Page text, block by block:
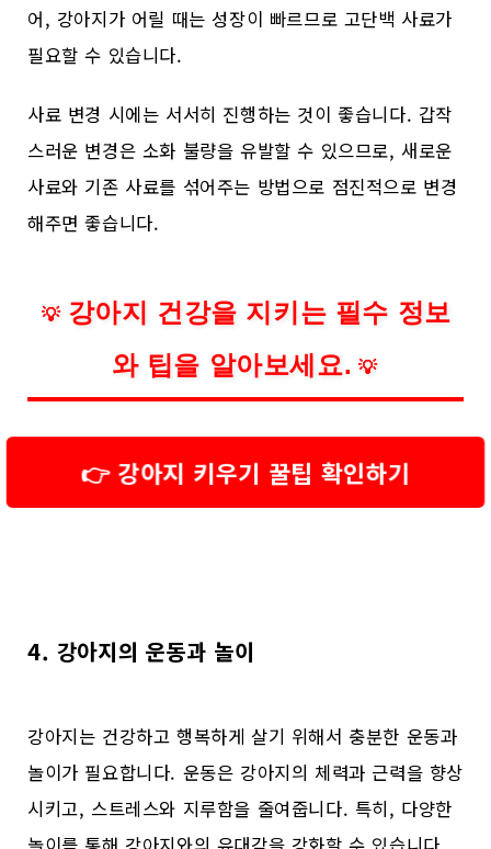
어, 강아지가 어릴 때는 성장이 빠르므로 고단백 사료가
필요할 수 있습니다.
사료 변경 시에는 서서히 진행하는 것이 좋습니다. 갑작
스러운 변경은 소화 불량을 유발할 수 있으므로, 새로운
사료와 기존 사료를 섞어주는 방법으로 점진적으로 변경
해주면 좋습니다.
💡 강아지 건강을 지키는 필수 정보
와 팁을 알아보세요. 💡
👉 강아지 키우기 꿀팁 확인하기
4. 강아지의 운동과 놀이
강아지는 건강하고 행복하게 살기 위해서 충분한 운동과
놀이가 필요합니다. 운동은 강아지의 체력과 근력을 향상
시키고, 스트레스와 지루함을 줄여줍니다. 특히, 다양한